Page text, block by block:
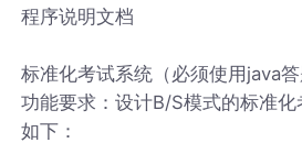
程序说明文档
标准化考试系统（必须使用java答
功能要求：设计B/S模式的标准
如下：